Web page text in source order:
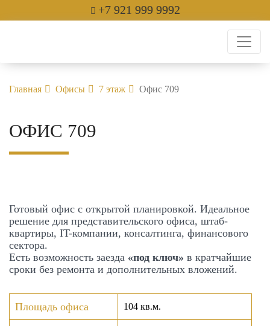
+7 921 999 9992
Главная Офисы 7 этаж Офис 709
ОФИС 709
Готовый офис с открытой планировкой. Идеальное
решение для представительского офиса, штаб-
квартиры, IT-компании, консалтинга, финансового
сектора.
Есть возможность заезда «под ключ» в кратчайшие
сроки без ремонта и дополнительных вложений.
Площадь офиса 104 кв.м.